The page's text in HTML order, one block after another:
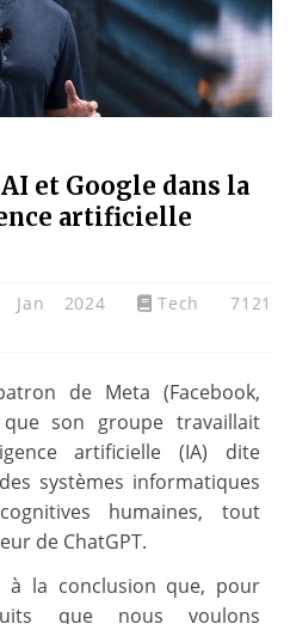
et Google dans la
artificielle
Jan 2024 Tech
7121
de Meta (Facebook,
son groupe travaillait
artificielle (IA) dite
systèmes informatiques
humaines, tout
de ChatGPT.
à la conclusion que, pour
que nous voulons